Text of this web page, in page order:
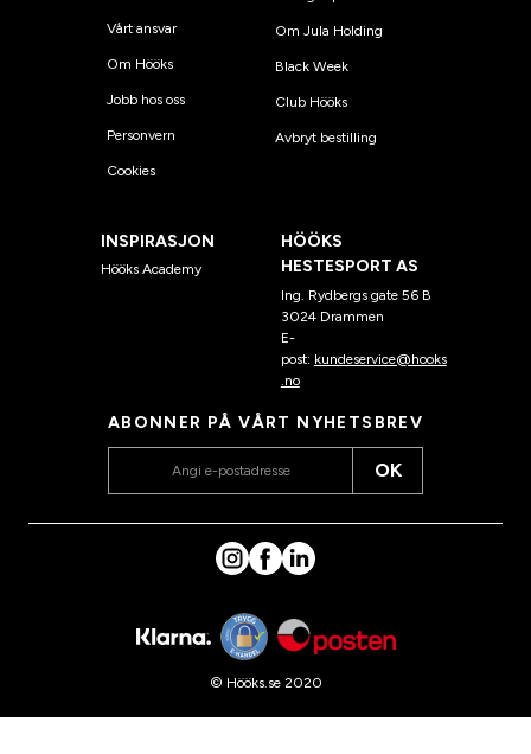
Vårt ansvar
Om Hööks
Jobb hos oss
Personvern
Cookies
Om Jula Holding
Black Week
Club Hööks
Avbryt bestilling
INSPIRASJON
Hööks Academy
HÖÖKS
HESTESPORT AS
Ing. Rydbergs gate 56 B
3024 Drammen
E-
post: kundeservice@hooks
.no
ABONNER PÅ VÅRT NYHETSBREV
OK
© Hööks.se 2020